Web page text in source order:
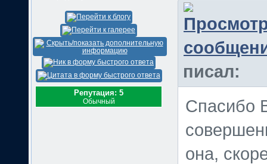
Репутация: 5
Обычный
писал:
Спасибо
она,